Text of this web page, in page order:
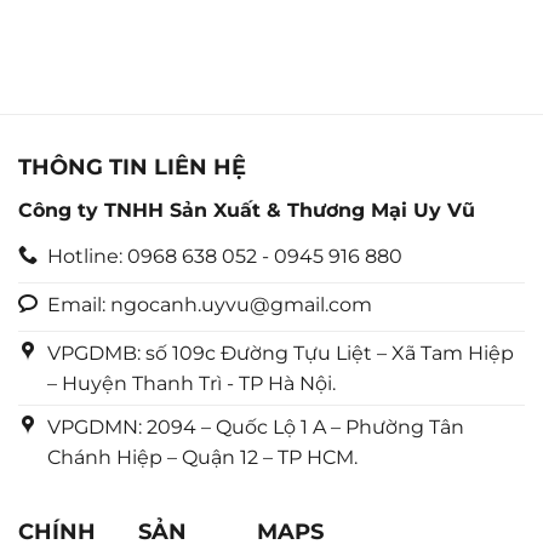
THÔNG TIN LIÊN HỆ
Công ty TNHH Sản Xuất & Thương Mại Uy Vũ
Hotline: 0968 638 052 - 0945 916 880
Email: ngocanh.uyvu@gmail.com
VPGDMB: số 109c Đường Tựu Liệt – Xã Tam Hiệp
– Huyện Thanh Trì - TP Hà Nội.
VPGDMN: 2094 – Quốc Lộ 1 A – Phường Tân
Chánh Hiệp – Quận 12 – TP HCM.
CHÍNH
SẢN
MAPS